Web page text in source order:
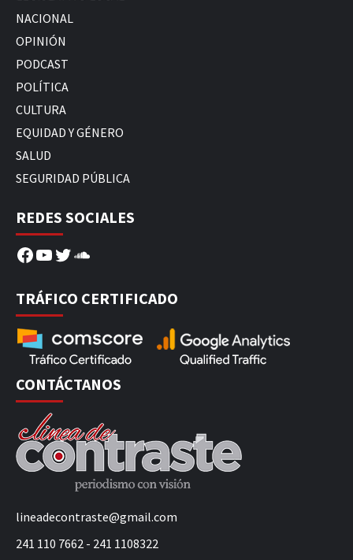
NACIONAL
OPINIÓN
PODCAST
POLÍTICA
CULTURA
EQUIDAD Y GÉNERO
SALUD
SEGURIDAD PÚBLICA
REDES SOCIALES
Facebook
YouTube
Twitter
SoundCloud
TRÁFICO CERTIFICADO
CONTÁCTANOS
lineadecontraste@gmail.com
241 110 7662 - 241 1108322